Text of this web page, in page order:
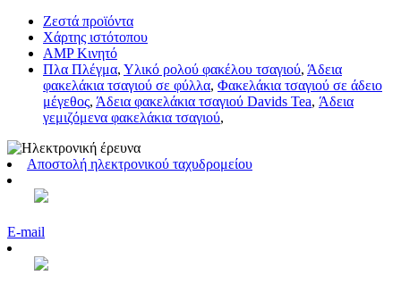
Ζεστά προϊόντα
Χάρτης ιστότοπου
AMP Κινητό
Πλα Πλέγμα, Υλικό ρολού φακέλου τσαγιού, Άδεια
φακελάκια τσαγιού σε φύλλα, Φακελάκια τσαγιού σε άδειο
μέγεθος, Άδεια φακελάκια τσαγιού Davids Tea, Άδεια
γεμιζόμενα φακελάκια τσαγιού,
Αποστολή ηλεκτρονικού ταχυδρομείου
E-mail